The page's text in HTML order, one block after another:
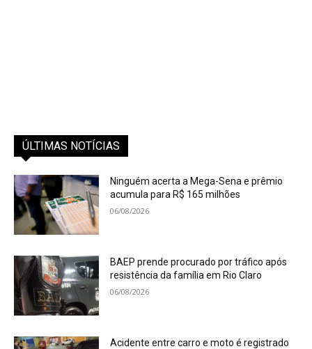
ÚLTIMAS NOTÍCIAS
Ninguém acerta a Mega-Sena e prêmio
acumula para R$ 165 milhões
06/08/2026
BAEP prende procurado por tráfico após
resistência da família em Rio Claro
06/08/2026
Acidente entre carro e moto é registrado